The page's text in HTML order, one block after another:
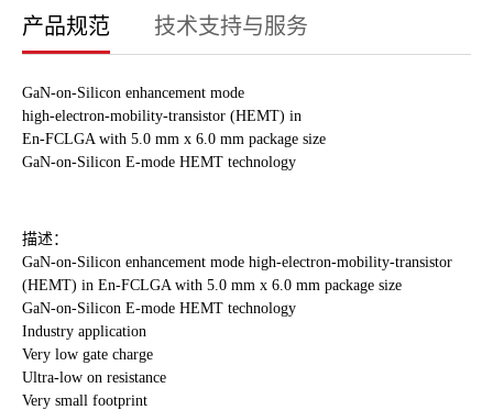
产品规范 技术支持与服务
GaN-on-Silicon enhancement mode
high-electron-mobility-transistor (HEMT) in
En-FCLGA with 5.0 mm x 6.0 mm package size
GaN-on-Silicon E-mode HEMT technology
描述：
GaN-on-Silicon enhancement mode high-electron-mobility-transistor
(HEMT) in En-FCLGA with 5.0 mm x 6.0 mm package size
GaN-on-Silicon E-mode HEMT technology
Industry application
Very low gate charge
Ultra-low on resistance
Very small footprint